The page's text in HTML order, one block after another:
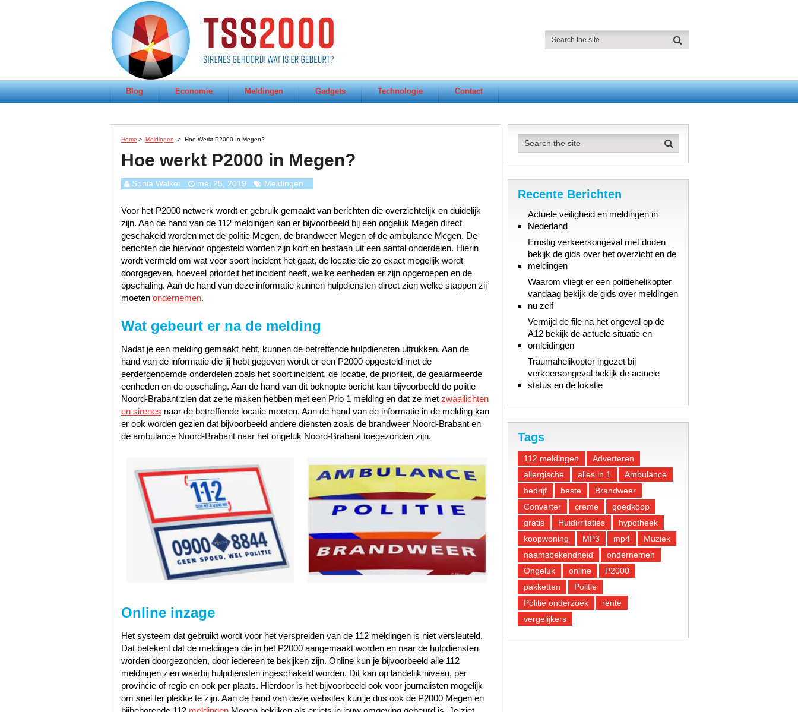
Blog Economie Meldingen Gadgets Technologie Contact
Home > Meldingen > Hoe Werkt P2000 In Megen?
Hoe werkt P2000 in Megen?
Sonia Walker mei 25, 2019 Meldingen
Voor het P2000 netwerk wordt er gebruik gemaakt van berichten die overzichtelijk en duidelijk
zijn. Aan de hand van de 112 meldingen kan er bijvoorbeeld bij een ongeluk Megen direct
geschakeld worden met de politie Megen, de brandweer Megen of de ambulance Megen. De
berichten die hiervoor opgesteld worden zijn kort en bestaan uit een aantal onderdelen. Hierin
wordt vermeld om wat voor soort incident het gaat, de locatie die zo exact mogelijk wordt
doorgegeven, hoeveel prioriteit het incident heeft, welke eenheden er zijn opgeroepen en de
opschaling. Aan de hand van deze informatie kunnen hulpdiensten direct zien welke stappen zij
moeten ondernemen.
Wat gebeurt er na de melding
Nadat je een melding gemaakt hebt, kunnen de betreffende hulpdiensten uitrukken. Aan de
hand van de informatie die jij hebt gegeven wordt er een P2000 opgesteld met de
eerdergenoemde onderdelen zoals het soort incident, de locatie, de prioriteit, de gealarmeerde
eenheden en de opschaling. Aan de hand van dit beknopte bericht kan bijvoorbeeld de politie
Noord-Brabant zien dat ze te maken hebben met een Prio 1 melding en dat ze met zwaailichten
en sirenes naar de betreffende locatie moeten. Aan de hand van de informatie in de melding kan
er ook worden gezien dat bijvoorbeeld andere diensten zoals de brandweer Noord-Brabant en
de ambulance Noord-Brabant naar het ongeluk Noord-Brabant toegezonden zijn.
Online inzage
Het systeem dat gebruikt wordt voor het verspreiden van de 112 meldingen is niet versleuteld.
Dat betekent dat de meldingen die in het P2000 aangemaakt worden en naar de hulpdiensten
worden doorgezonden, door iedereen te bekijken zijn. Online kun je bijvoorbeeld alle 112
meldingen zien waarbij hulpdiensten ingeschakeld worden. Dit kan op landelijk niveau, per
provincie of regio en ook per plaats. Hierdoor is het bijvoorbeeld ook voor journalisten mogelijk
om snel ter plekke te zijn. Aan de hand van deze websites kun je dus ook de P2000 Megen en
Recente Berichten
Actuele veiligheid en meldingen in
Nederland
Ernstig verkeersongeval met doden
bekijk de gids over het overzicht en de
meldingen
Waarom vliegt er een politiehelikopter
vandaag bekijk de gids over meldingen
nu zelf
Vermijd de file na het ongeval op de
A12 bekijk de actuele situatie en
omleidingen
Traumahelikopter ingezet bij
verkeersongeval bekijk de actuele
status en de lokatie
Tags
112 meldingen
Adverteren
allergische
alles in 1
Ambulance
bedrijf
beste
Brandweer
Converter
creme
goedkoop
gratis
Huidirritaties
hypotheek
koopwoning
MP3 mp4
Muziek
naamsbekendheid
ondernemen
Ongeluk
online
P2000
pakketten
Politie
Politie onderzoek
rente
vergelijkers